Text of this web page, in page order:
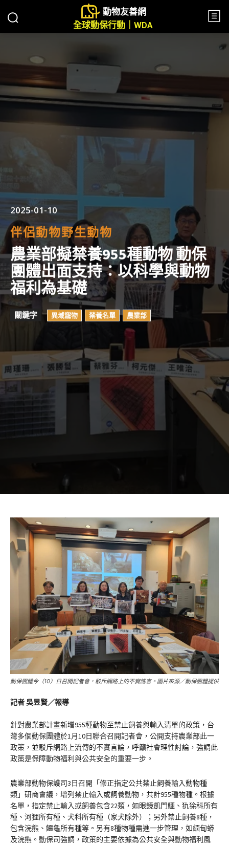
動物友善網
全球動保行動｜WDA
2025-01-10
伴侶動物野生動物
農業部擬禁養955種動物 動保
團體出面支持：以科學與動物
福利為基礎
關鍵字 異域寵物 禁養名單 農業部
動保團體今（10）日召開記者會，駁斥網路上的不實謠言。圖片來源／動保團體提供
記者吳昱賢／報導
針對農業部計畫新增955種動物至禁止飼養與輸入清單的政策，台
灣多個動保團體於1月10日聯合召開記者會，公開支持農業部此一
政策，並駁斥網路上流傳的不實言論，呼籲社會理性討論，強調此
政策是保障動物福利與公共安全的重要一步。
農業部動物保護司3日召開「修正指定公共禁止飼養輸入動物種
類」研商會議，增列禁止輸入或飼養動物，共計955種物種。根據
名單，指定禁止輸入或飼養包含22類，如眼鏡凱門鱷、犰狳科所有
種、河狸所有種、犬科所有種（家犬除外）；另外禁止飼養8種，
包含浣熊、鱷龜所有種等。另有8種物種需進一步管理，如緬甸蟒
及浣熊。動保司強調，政策的主要依據為公共安全與動物福利風